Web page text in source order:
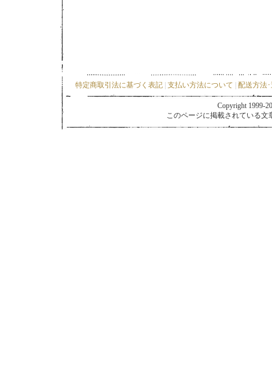
特定商取引法に基づく表記 支払い方法について 配送方法
Copyright 1999-
このページに掲載されている